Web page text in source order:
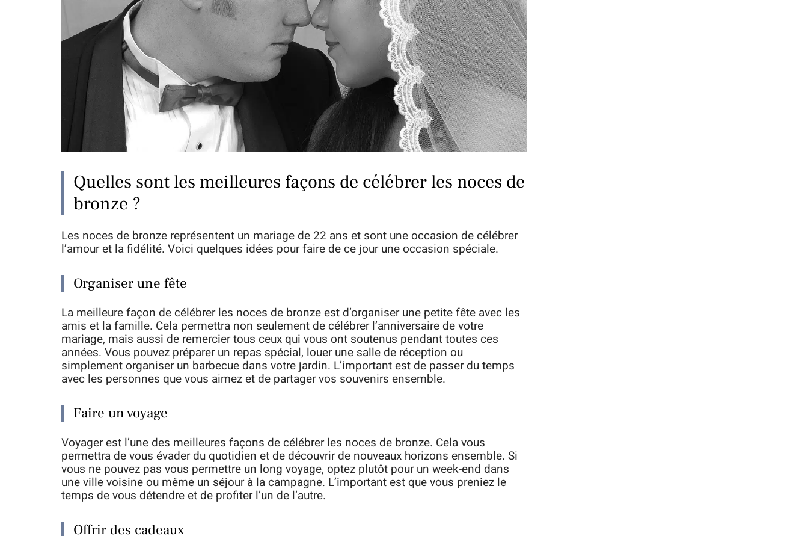
Quelles sont les meilleures façons de célébrer les noces de
bronze ?
Les noces de bronze représentent un mariage de 22 ans et sont une occasion de célébrer
l’amour et la fidélité. Voici quelques idées pour faire de ce jour une occasion spéciale.
Organiser une fête
La meilleure façon de célébrer les noces de bronze est d’organiser une petite fête avec les
amis et la famille. Cela permettra non seulement de célébrer l’anniversaire de votre
mariage, mais aussi de remercier tous ceux qui vous ont soutenus pendant toutes ces
années. Vous pouvez préparer un repas spécial, louer une salle de réception ou
simplement organiser un barbecue dans votre jardin. L’important est de passer du temps
avec les personnes que vous aimez et de partager vos souvenirs ensemble.
Faire un voyage
Voyager est l’une des meilleures façons de célébrer les noces de bronze. Cela vous
permettra de vous évader du quotidien et de découvrir de nouveaux horizons ensemble. Si
vous ne pouvez pas vous permettre un long voyage, optez plutôt pour un week-end dans
une ville voisine ou même un séjour à la campagne. L’important est que vous preniez le
temps de vous détendre et de profiter l’un de l’autre.
Offrir des cadeaux